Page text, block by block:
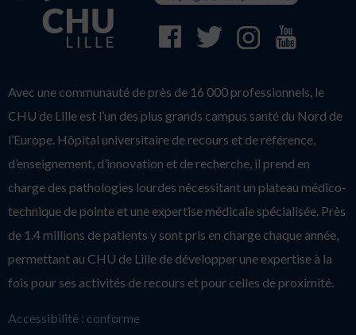
Avec une communauté de près de 16 000 professionnels, le
CHU de Lille est l’un des plus grands campus santé du Nord de
l’Europe. Hôpital universitaire de recours et de référence,
d’enseignement, d’innovation et de recherche, il prend en
charge des pathologies lourdes nécessitant un plateau médico-
technique de pointe et une expertise médicale spécialisée. Près
de 1.4 millions de patients y sont pris en charge chaque année,
permettant au CHU de Lille de développer une expertise à la
fois pour ses activités de recours et pour celles de proximité.
Accessibilité : conforme